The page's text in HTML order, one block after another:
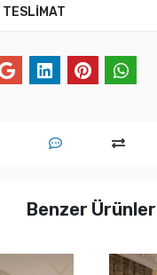
TESLİMAT
Benzer Ürünler